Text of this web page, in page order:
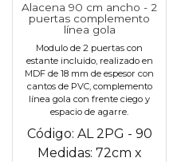
Alacena 90 cm ancho - 2
puertas complemento
línea gola
Modulo de 2 puertas con
estante incluido, realizado en
MDF de 18 mm de espesor con
cantos de PVC, complemento
línea gola con frente ciego y
espacio de agarre.
Código: AL 2PG - 90
Medidas: 72cm x